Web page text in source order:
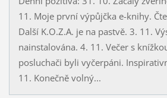
11. Moje první výpůjčka e-knihy.
Další K.O.Z.A. je na pastvě. 3. 11.
nainstalována. 4. 11. Večer s
posluchači byli vyčerpáni.
11. Konečně volný...